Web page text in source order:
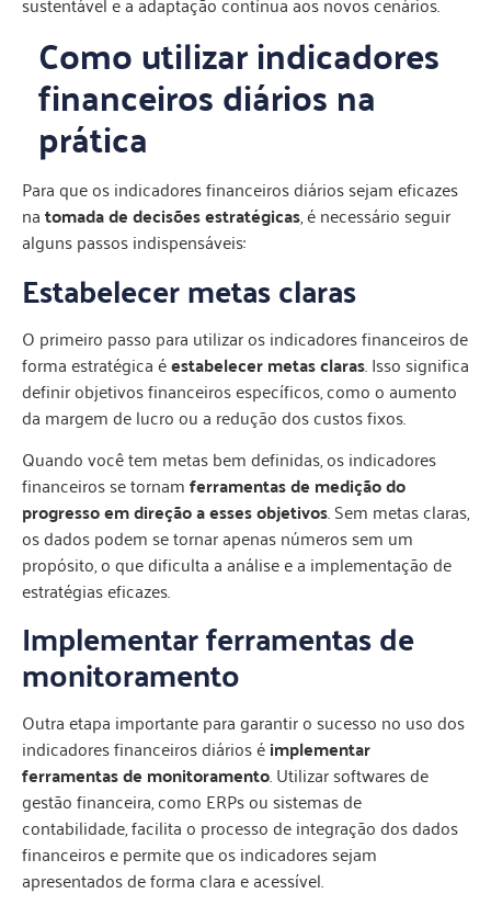
Como utilizar indicadores
financeiros diários na
prática
Para que os indicadores financeiros diários sejam eficazes
natomada de decisões estratégicas, é necessário seguir
alguns passos indispensáveis:​
Estabelecer metas claras
O primeiro passo para utilizar os indicadores financeiros de
forma estratégica éestabelecer metas claras. Isso significa
definir objetivos financeiros específicos, como o aumento
da margem de lucro ou a redução dos custos fixos.
Quando você tem metas bem definidas, os indicadores
financeiros se tornamferramentas de medição do
progresso em direção a esses objetivos. Sem metas claras,
os dados podem se tornar apenas números sem um
propósito, o que dificulta a análise e a implementação de
estratégias eficazes.
Implementar ferramentas de
monitoramento
Outra etapa importante para garantir o sucesso no uso dos
indicadores financeiros diários éimplementar
ferramentas de monitoramento. Utilizar softwares de
gestão financeira, como ERPs ou sistemas de
contabilidade, facilita o processo de integração dos dados
financeiros e permite que os indicadores sejam
apresentados de forma clara e acessível.